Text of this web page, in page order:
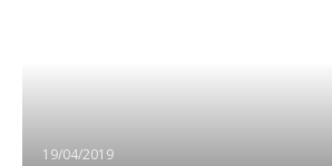
19/04/2019